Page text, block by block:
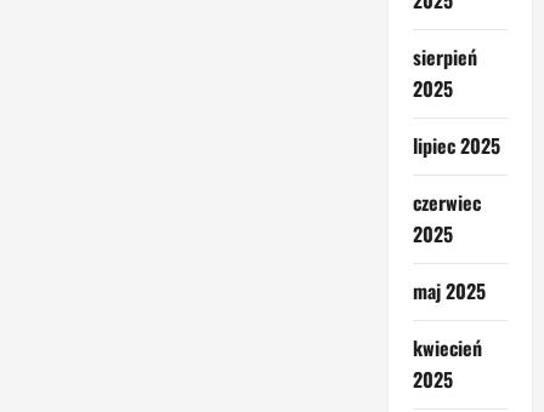
sierpień
2025
lipiec 2025
czerwiec
2025
maj 2025
kwiecień
2025